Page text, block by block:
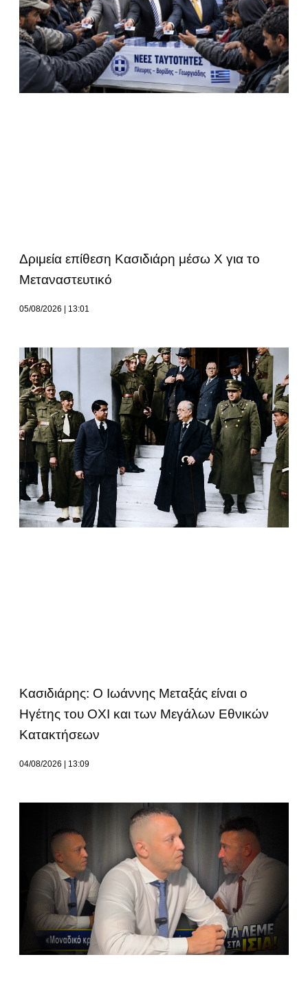
Δριμεία επίθεση Κασιδιάρη μέσω Χ για το
Μεταναστευτικό
05/08/2026 13:01
Κασιδιάρης: Ο Ιωάννης Μεταξάς είναι ο
Ηγέτης του ΟΧΙ και των Μεγάλων Εθνικών
Κατακτήσεων
04/08/2026 13:09